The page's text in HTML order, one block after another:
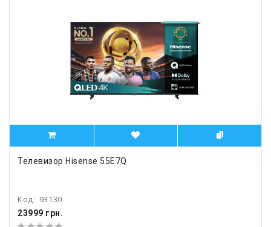
Телевизор Hisense 55E7Q
Код: 93130
23999 грн.